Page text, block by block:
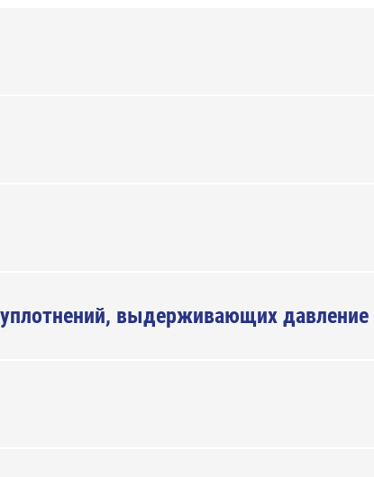
выдерживающих